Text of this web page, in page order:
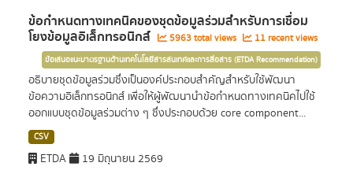
ข้อกำหนดทางเทคนิคของชุดข้อมูลร่วมสำหรับการเชื่อม
โยงข้อมูลอิเล็กทรอนิกส์ 5963 total views 11 recent views
ข้อเสนอแนะมาตรฐานด้านเทคโนโลยีสารสนเทศและการสื่อสาร (ETDA Recommendation)
อธิบายชุดข้อมูลร่วมซึ่งเป็นองค์ประกอบสำคัญสำหรับใช้พัฒนา
ข้อความอิเล็กทรอนิกส์ เพื่อให้ผู้พัฒนานำข้อกำหนดทางเทคนิคไปใช้
ออกแบบชุดข้อมูลร่วมต่าง ๆ ซึ่งประกอบด้วย core component...
CSV
ETDA 19 มิถุนายน 2569